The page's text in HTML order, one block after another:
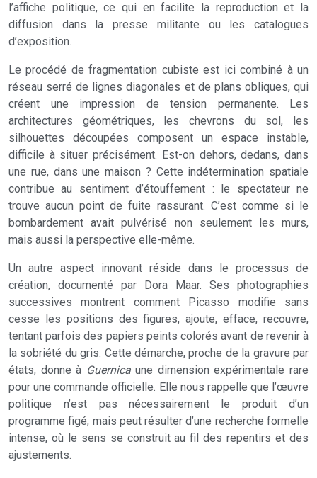
l’affiche politique, ce qui en facilite la reproduction et la
diffusion dans la presse militante ou les catalogues
d’exposition.
Le procédé de fragmentation cubiste est ici combiné à un
réseau serré de lignes diagonales et de plans obliques, qui
créent une impression de tension permanente. Les
architectures géométriques, les chevrons du sol, les
silhouettes découpées composent un espace instable,
difficile à situer précisément. Est-on dehors, dedans, dans
une rue, dans une maison ? Cette indétermination spatiale
contribue au sentiment d’étouffement : le spectateur ne
trouve aucun point de fuite rassurant. C’est comme si le
bombardement avait pulvérisé non seulement les murs,
mais aussi la perspective elle-même.
Un autre aspect innovant réside dans le processus de
création, documenté par Dora Maar. Ses photographies
successives montrent comment Picasso modifie sans
cesse les positions des figures, ajoute, efface, recouvre,
tentant parfois des papiers peints colorés avant de revenir à
la sobriété du gris. Cette démarche, proche de la gravure par
états, donne à Guernicaune dimension expérimentale rare
pour une commande officielle. Elle nous rappelle que l’œuvre
politique n’est pas nécessairement le produit d’un
programme figé, mais peut résulter d’une recherche formelle
intense, où le sens se construit au fil des repentirs et des
ajustements.